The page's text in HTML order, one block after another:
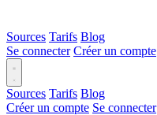
Sources Tarifs Blog
Se connecter Créer un compte
Sources Tarifs Blog
Créer un compte Se connecter